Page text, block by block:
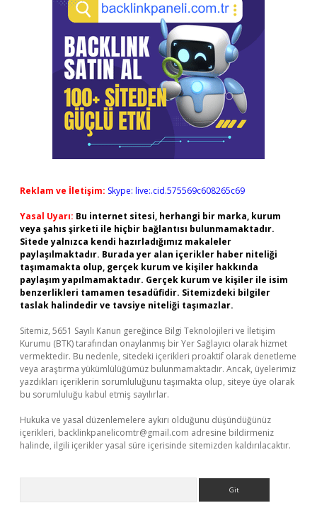
Reklam ve İletişim: Skype: live:.cid.575569c608265c69
Yasal Uyarı: Bu internet sitesi, herhangi bir marka, kurum
veya şahıs şirketi ile hiçbir bağlantısı bulunmamaktadır.
Sitede yalnızca kendi hazırladığımız makaleler
paylaşılmaktadır. Burada yer alan içerikler haber niteliği
taşımamakta olup, gerçek kurum ve kişiler hakkında
paylaşım yapılmamaktadır. Gerçek kurum ve kişiler ile isim
benzerlikleri tamamen tesadüfidir. Sitemizdeki bilgiler
taslak halindedir ve tavsiye niteliği taşımazlar.
Sitemiz, 5651 Sayılı Kanun gereğince Bilgi Teknolojileri ve İletişim
Kurumu (BTK) tarafından onaylanmış bir Yer Sağlayıcı olarak hizmet
vermektedir. Bu nedenle, sitedeki içerikleri proaktif olarak denetleme
veya araştırma yükümlülüğümüz bulunmamaktadır. Ancak, üyelerimiz
yazdıkları içeriklerin sorumluluğunu taşımakta olup, siteye üye olarak
bu sorumluluğu kabul etmiş sayılırlar.
Hukuka ve yasal düzenlemelere aykırı olduğunu düşündüğünüz
içerikleri, backlinkpanelicomtr@gmail.com adresine bildirmeniz
halinde, ilgili içerikler yasal süre içerisinde sitemizden kaldırılacaktır.